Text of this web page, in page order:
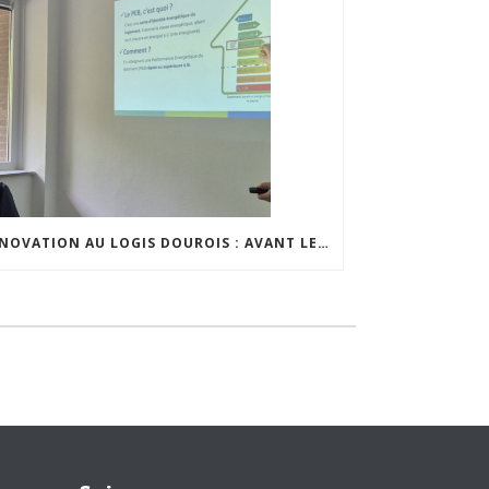
RÉNOVATION AU LOGIS DOUROIS : AVANT LE CHANTIER, LE DIALOGUE AVEC LES HABITANTS